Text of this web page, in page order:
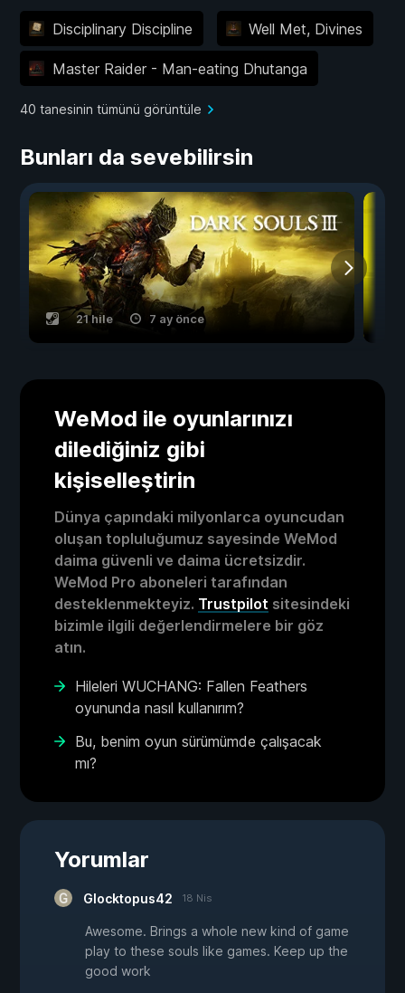
Disciplinary Discipline Well Met, Divines
Master Raider - Man-eating Dhutanga
40 tanesinin tümünü görüntüle
Bunları da sevebilirsin
21 hile 7 ay önce
WeMod ile oyunlarınızı
dilediğiniz gibi
kişiselleştirin
Dünya çapındaki milyonlarca oyuncudan
oluşan topluluğumuz sayesinde WeMod
daima güvenli ve daima ücretsizdir.
WeMod Pro aboneleri tarafından
desteklenmekteyiz. Trustpilot sitesindeki
bizimle ilgili değerlendirmelere bir göz
atın.
Hileleri WUCHANG: Fallen Feathers
oyununda nasıl kullanırım?
Bu, benim oyun sürümümde çalışacak
mı?
Yorumlar
Glocktopus42 18 Nis
Awesome. Brings a whole new kind of game
play to these souls like games. Keep up the
good work